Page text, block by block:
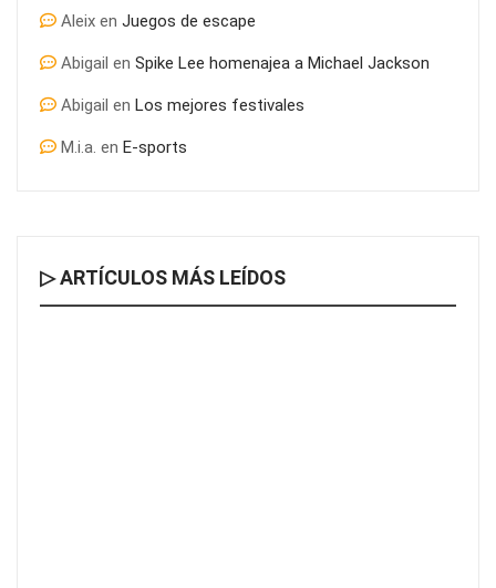
Aleix en Juegos de escape
Abigail en Spike Lee homenajea a Michael Jackson
Abigail en Los mejores festivales
M.i.a. en E-sports
▷ ARTÍCULOS MÁS LEÍDOS